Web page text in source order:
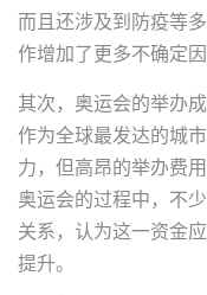
而且还涉及到防疫等
作增加了更多不确定因
其次，奥运会的举办
作为全球最发达的城
力，但高昂的举办费
奥运会的过程中，不
关系，认为这一资金
提升。